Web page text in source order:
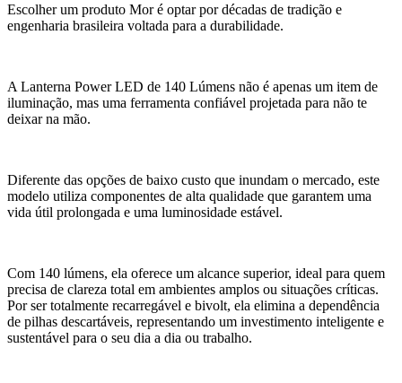
Escolher um produto Mor é optar por décadas de tradição e
engenharia brasileira voltada para a durabilidade.
A Lanterna Power LED de 140 Lúmens não é apenas um item de
iluminação, mas uma ferramenta confiável projetada para não te
deixar na mão.
Diferente das opções de baixo custo que inundam o mercado, este
modelo utiliza componentes de alta qualidade que garantem uma
vida útil prolongada e uma luminosidade estável.
Com 140 lúmens, ela oferece um alcance superior, ideal para quem
precisa de clareza total em ambientes amplos ou situações críticas.
Por ser totalmente recarregável e bivolt, ela elimina a dependência
de pilhas descartáveis, representando um investimento inteligente e
sustentável para o seu dia a dia ou trabalho.